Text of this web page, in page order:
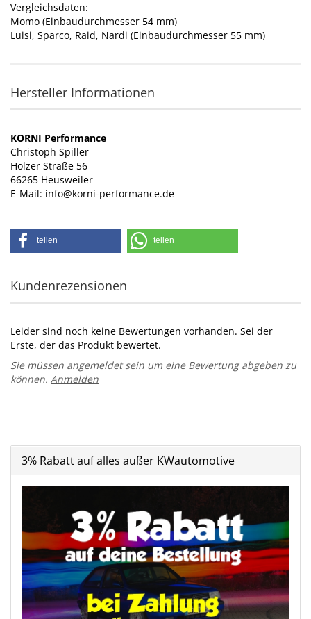
Vergleichsdaten:
Momo (Einbaudurchmesser 54 mm)
Luisi, Sparco, Raid, Nardi (Einbaudurchmesser 55 mm)
Hersteller Informationen
KORNI Performance
Christoph Spiller
Holzer Straße 56
66265 Heusweiler
E-Mail: info@korni-performance.de
teilen teilen
Kundenrezensionen
Leider sind noch keine Bewertungen vorhanden. Sei der
Erste, der das Produkt bewertet.
Sie müssen angemeldet sein um eine Bewertung abgeben zu
können. Anmelden
3% Rabatt auf alles außer KWautomotive